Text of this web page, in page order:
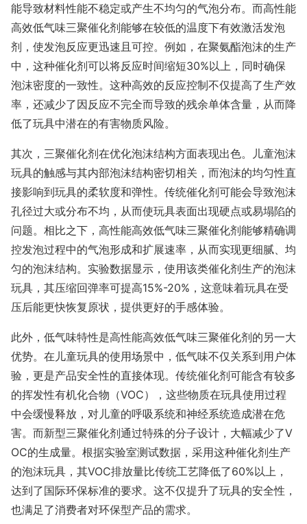
能导致材料性能不稳定或产生不均匀的气泡分布。而高性能
高效低气味三聚催化剂能够在较低的温度下有效激活发泡
剂，使发泡反应更迅速且可控。例如，在聚氨酯泡沫的生产
中，这种催化剂可以将反应时间缩短30%以上，同时确保
泡沫密度的一致性。这种高效的反应控制不仅提高了生产效
率，还减少了因反应不完全而导致的残余单体含量，从而降
低了玩具中潜在的有害物质风险。
其次，三聚催化剂在优化泡沫结构方面表现出色。儿童泡沫
玩具的触感与其内部泡沫结构密切相关，而泡沫的均匀性直
接影响到玩具的柔软度和弹性。传统催化剂可能会导致泡沫
孔径过大或分布不均，从而使玩具表面出现硬点或易塌陷的
问题。相比之下，高性能高效低气味三聚催化剂能够精确调
控发泡过程中的气泡形成和扩展速率，从而实现更细腻、均
匀的泡沫结构。实验数据显示，使用该类催化剂生产的泡沫
玩具，其压缩回弹率可提高15%-20%，这意味着玩具在受
压后能更快恢复原状，提供更好的手感体验。
此外，低气味特性是高性能高效低气味三聚催化剂的另一大
优势。在儿童玩具的使用场景中，低气味不仅关系到用户体
验，更是产品安全性的直接体现。传统催化剂可能含有较多
的挥发性有机化合物（VOC），这些物质在玩具使用过程
中会缓慢释放，对儿童的呼吸系统和神经系统造成潜在危
害。而新型三聚催化剂通过特殊的分子设计，大幅减少了V
OC的生成量。根据实验室测试数据，采用这种催化剂生产
的泡沫玩具，其VOC排放量比传统工艺降低了60%以上，
达到了国际环保标准的要求。这不仅提升了玩具的安全性，
也满足了消费者对环保型产品的需求。